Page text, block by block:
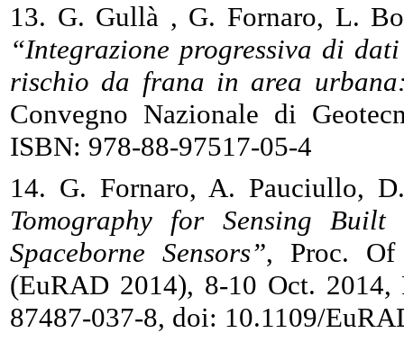
13. G. Gullà , G. Fornaro, L.
“Integrazione progressiva di
rischio da frana in area
Convegno Nazionale di
ISBN: 978-88-97517-05-4
14. G. Fornaro, A. Pauciullo,
Tomography for Sensing
Spaceborne Sensors”, Proc. Of
(EuRAD 2014), 8-10 Oct.
87487-037-8, doi: 10.1109/